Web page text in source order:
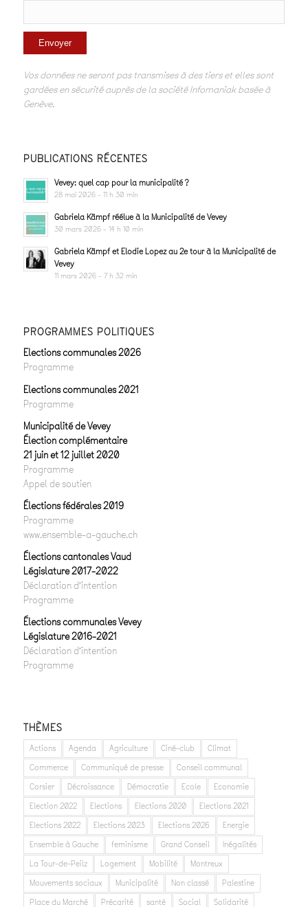
Vos données ne seront pas transmises à des tiers et elles sont
gardées en sécurité auprès de la société Infomaniak basée à
Genève.
PUBLICATIONS RÉCENTES
Vevey: quel cap pour la municipalité ?
28 mai 2026 - 11 h 30 min
Gabriela Kämpf réélue à la Municipalité de Vevey
30 mars 2026 - 14 h 10 min
Gabriela Kämpf et Elodie Lopez au 2e tour à la Municipalité de
Vevey
11 mars 2026 - 7 h 32 min
PROGRAMMES POLITIQUES
Elections communales 2026
Programme
Elections communales 2021
Programme
Municipalité de Vevey
Élection complémentaire
21 juin et 12 juillet 2020
Programme
Appel de soutien
Élections fédérales 2019
Programme
www.ensemble-a-gauche.ch
Élections cantonales Vaud
Législature 2017-2022
Déclaration d’intention
Programme
Élections communales Vevey
Législature 2016-2021
Déclaration d’intention
Programme
THÈMES
Actions Agenda Agriculture Ciné-club
Climat
Commerce
Communiqué de presse
Conseil communal
Corsier
Décroissance Démocratie Ecole
Economie
Election 2022
Elections Elections 2020
Elections 2021
Elections 2022
Elections 2023 Elections 2026
Energie
Ensemble à Gauche
feminisme Grand Conseil
Inégalités
La Tour-de-Peilz
Logement Mobilité
Montreux
Mouvements sociaux
Municipalité Non classé
Palestine
Place du Marché
Précarité santé Social
Solidarité